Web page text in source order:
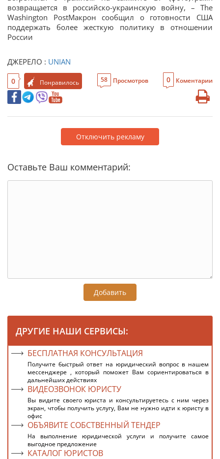
возвращается в российско-украинскую войну, – The
Washington PostМакрон сообщил о готовности США
поддержать более жесткую политику в отношении
России
ДЖЕРЕЛО : UNIAN
0 Понравилось 58 Просмотров 0 Коментарии
Отключить рекламу
Оставьте Ваш комментарий:
Добавить
ДРУГИЕ НАШИ СЕРВИСЫ:
БЕСПЛАТНАЯ КОНСУЛЬТАЦИЯ
Получите быстрый ответ на юридический вопрос в нашем
мессенджере , который поможет Вам сориентироваться в
дальнейших действиях
ВИДЕОЗВОНОК ЮРИСТУ
Вы видите своего юриста и консультируетесь с ним через
экран, чтобы получить услугу, Вам не нужно идти к юристу в
офис
ОБЪЯВИТЕ СОБСТВЕННЫЙ ТЕНДЕР
На выполнение юридической услуги и получите самое
выгодное предложение
КАТАЛОГ ЮРИСТОВ